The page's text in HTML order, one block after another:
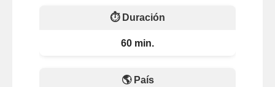
⏱️ Duración
60 min.
🌎 País